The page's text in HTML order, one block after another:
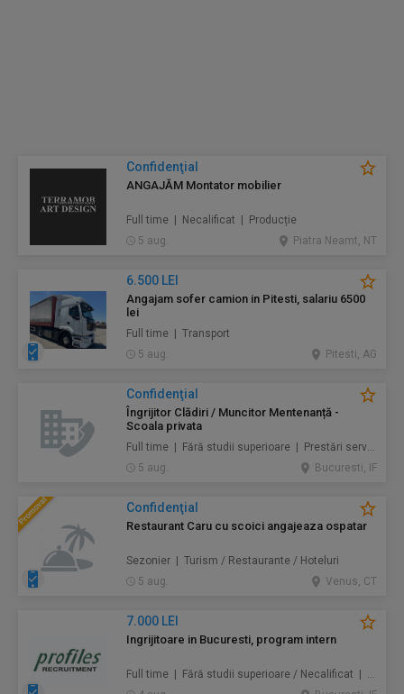
Confidenţial
ANGAJĂM Montator mobilier
Full time | Necalificat | Producție
5 aug.
Piatra Neamt, NT
6.500 LEI
Angajam sofer camion in Pitesti, salariu 6500
lei
Full time | Transport
5 aug.
Pitesti, AG
Confidenţial
Îngrijitor Clădiri / Muncitor Mentenanță -
Scoala privata
Full time | Fără studii superioare | Prestări servicii / Mentenanță / Instalații / Construcţii / Amenajări
5 aug.
Bucuresti, IF
Confidenţial
Restaurant Caru cu scoici angajeaza ospatar
Sezonier | Turism / Restaurante / Hoteluri
5 aug.
Venus, CT
7.000 LEI
Ingrijitoare in Bucuresti, program intern
Full time | Fără studii superioare / Necalificat | Au pair / Babysitter / Curăţenie / Prestări servicii